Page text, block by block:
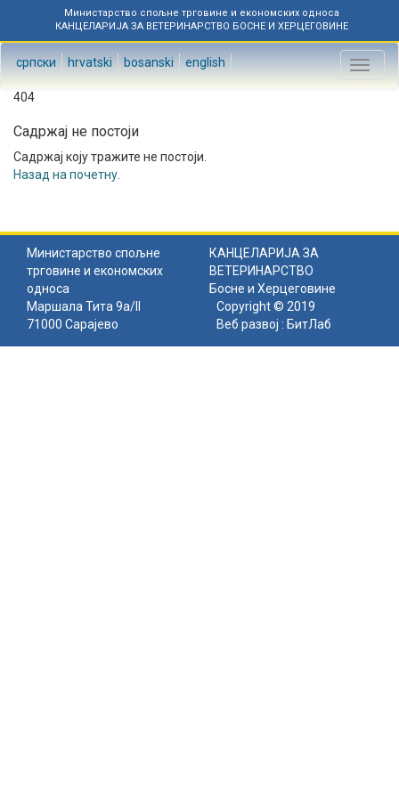
Министарство спољне трговине и економских односа
КАНЦЕЛАРИЈА ЗА ВЕТЕРИНАРСТВО БОСНЕ И ХЕРЦЕГОВИНЕ
српски hrvatski bosanski english
Toggle
404
Садржај не постоји
Садржај коју тражите не постоји.
Назад на почетну
Министарство спољне
трговине и економских
односа
КАНЦЕЛАРИЈА ЗА
ВЕТЕРИНАРСТВО
Босне и Херцеговине
Маршала Тита 9а/II
71000 Сарајево
Copyright © 2019
Веб развој : БитЛаб